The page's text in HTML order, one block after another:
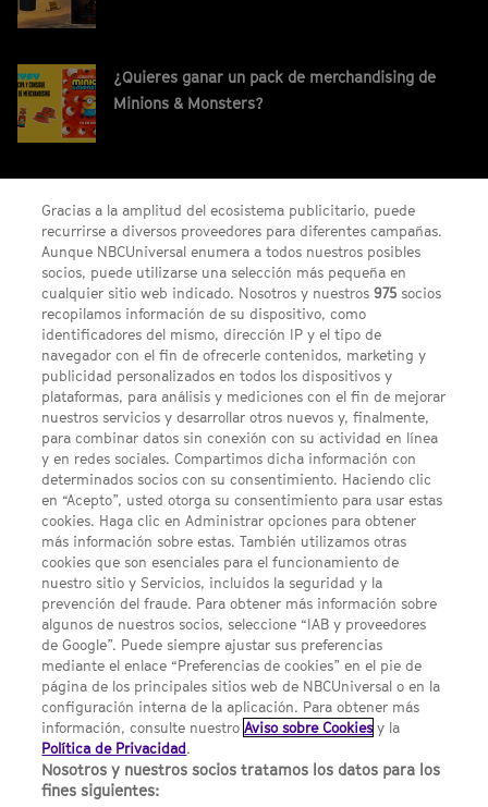
¿Quieres ganar un pack de merchandising de
Minions & Monsters?
Síguenos
FACEBOOK
TWITTER
YOUTUBEINSTAGRAM
ENLACES DE INTERÉS
Acerca de SYFY
Condiciones Generales de Uso
Opciones de Anuncios
Política de privacidad
UNA DIVISIÓN DE NBCUNIVERSAL
NBCUNIVERSAL
Contáctanos por email: contact.SYFYSpain@nbcuni.com
NBC Universal Global Networks España S.L.U. Edificio Torre
Gracias a la amplitud del ecosistema publicitario, puede
recurrirse a diversos proveedores para diferentes campañas.
Aunque NBCUniversal enumera a todos nuestros posibles
socios, puede utilizarse una selección más pequeña en
cualquier sitio web indicado. Nosotros y nuestros975 socios
recopilamos información de su dispositivo, como
identificadores del mismo, dirección IP y el tipo de
navegador con el fin de ofrecerle contenidos, marketing y
publicidad personalizados en todos los dispositivos y
plataformas, para análisis y mediciones con el fin de mejorar
nuestros servicios y desarrollar otros nuevos y, finalmente,
para combinar datos sin conexión con su actividad en línea
y en redes sociales. Compartimos dicha información con
determinados socios con su consentimiento. Haciendo clic
en “Acepto”, usted otorga su consentimiento para usar estas
cookies. Haga clic en Administrar opciones para obtener
más información sobre estas. También utilizamos otras
cookies que son esenciales para el funcionamiento de
nuestro sitio y Servicios, incluidos la seguridad y la
prevención del fraude. Para obtener más información sobre
algunos de nuestros socios, seleccione “IAB y proveedores
de Google”. Puede siempre ajustar sus preferencias
mediante el enlace “Preferencias de cookies” en el pie de
página de los principales sitios web de NBCUniversal o en la
configuración interna de la aplicación. Para obtener más
información, consulte nuestroAviso sobre Cookies y la
Política de Privacidad.
Nosotros y nuestros socios tratamos los datos para los
fines siguientes: